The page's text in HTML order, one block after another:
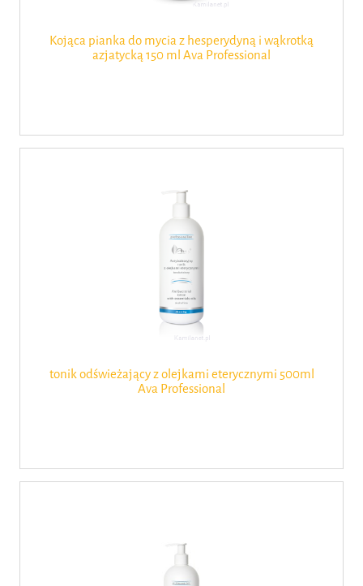
Kojąca pianka do mycia z hesperydyną i wąkrotką
azjatycką 150 ml Ava Professional
tonik odświeżający z olejkami eterycznymi 500ml
Ava Professional